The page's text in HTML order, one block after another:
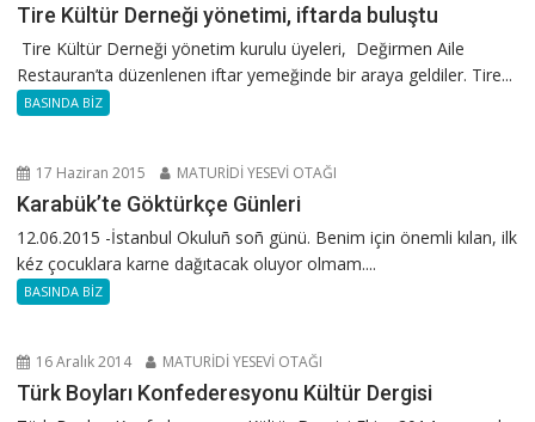
Tire Kültür Derneği yönetimi, iftarda buluştu
Tire Kültür Derneği yönetim kurulu üyeleri, Değirmen Aile
Restauran’ta düzenlenen iftar yemeğinde bir araya geldiler. Tire...
BASINDA BİZ
17 Haziran 2015 MATURİDİ YESEVİ OTAĞI
Karabük’te Göktürkçe Günleri
12.06.2015 -İstanbul Okuluñ soñ günü. Benim için önemli kılan, ilk
kéz çocuklara karne dağıtacak oluyor olmam....
BASINDA BİZ
16 Aralık 2014 MATURİDİ YESEVİ OTAĞI
Türk Boyları Konfederesyonu Kültür Dergisi